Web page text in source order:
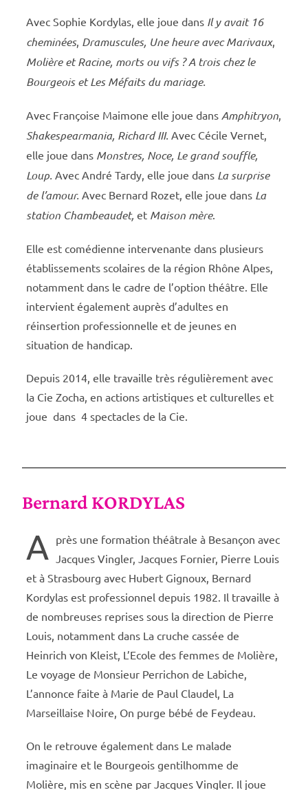
Avec Sophie Kordylas, elle joue dans Il y avait 16
cheminées, Dramuscules, Une heure avec Marivaux,
Molière et Racine, morts ou vifs ? A trois chez le
Bourgeois et Les Méfaits du mariage.
Avec Françoise Maimone elle joue dans Amphitryon
Shakespearmania, Richard III.Avec Cécile Vernet,
elle joue dans Monstres, Noce, Le grand souffle,
Loup.Avec André Tardy, elle joue dans La surprise
de l’amour.Avec Bernard Rozet, elle joue dans La
station Chambeaudet, et Maison mère.
Elle est comédienne intervenante dans plusieurs
établissements scolaires de la région Rhône Alpes,
notamment dans le cadre de l’option théâtre. Elle
intervient également auprès d’adultes en
réinsertion professionnelle et de jeunes en
situation de handicap.
Depuis 2014, elle travaille très régulièrement avec
la Cie Zocha, en actions artistiques et culturelles et
joue dans 4 spectacles de la Cie.
Bernard KORDYLAS
A près une formation théâtrale à Besançon avec
Jacques Vingler, Jacques Fornier, Pierre Louis
et à Strasbourg avec Hubert Gignoux, Bernard
Kordylas est professionnel depuis 1982. Il travaille à
de nombreuses reprises sous la direction de Pierre
Louis, notamment dans La cruche cassée de
Heinrich von Kleist, L’Ecole des femmes de Molière,
Le voyage de Monsieur Perrichon de Labiche,
L’annonce faite à Marie de Paul Claudel, La
Marseillaise Noire, On purge bébé de Feydeau.
On le retrouve également dans Le malade
imaginaire et le Bourgeois gentilhomme de
Molière, mis en scène par Jacques Vingler. Il joue